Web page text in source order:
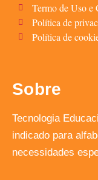
Termo de Uso e
Política de
Política de
Sobre
Tecnologia
indicado para
necessidades